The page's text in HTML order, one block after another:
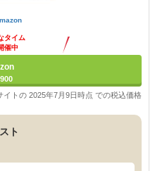
タイム
催中
トの 2025年7月9日時点 での税込価格
ト